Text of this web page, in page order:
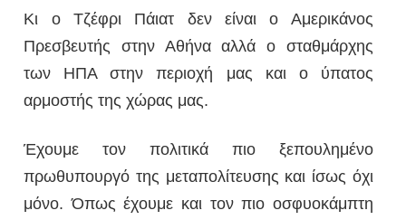
Κι ο Τζέφρι Πάιατ δεν είναι ο Αμερικάνος
Πρεσβευτής στην Αθήνα αλλά ο σταθμάρχης
των ΗΠΑ στην περιοχή μας και ο ύπατος
αρμοστής της χώρας μας.
Έχουμε τον πολιτικά πιο ξεπουλημένο
πρωθυπουργό της μεταπολίτευσης και ίσως όχι
μόνο. Όπως έχουμε και τον πιο οσφυοκάμπτη